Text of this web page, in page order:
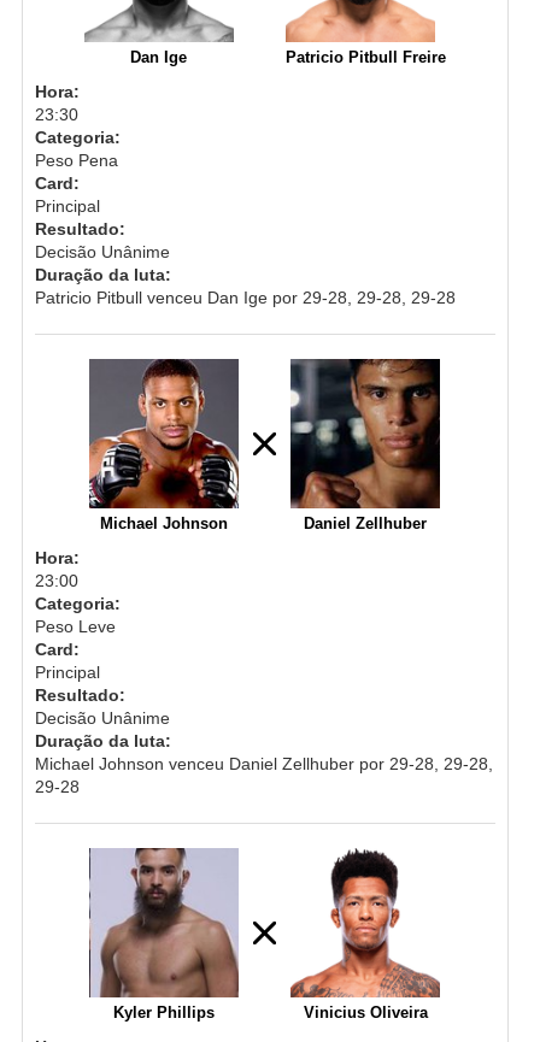
Dan Ige Patricio Pitbull Freire
Hora:
23:30
Categoria:
Peso Pena
Card:
Principal
Resultado:
Decisão Unânime
Duração da luta:
Patricio Pitbull venceu Dan Ige por 29-28, 29-28, 29-28
Michael Johnson Daniel Zellhuber
Hora:
23:00
Categoria:
Peso Leve
Card:
Principal
Resultado:
Decisão Unânime
Duração da luta:
Michael Johnson venceu Daniel Zellhuber por 29-28, 29-28,
29-28
Kyler Phillips Vinicius Oliveira